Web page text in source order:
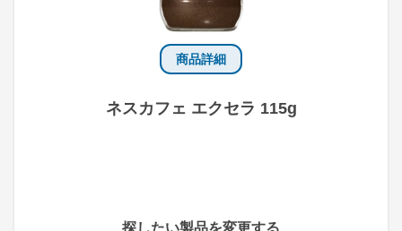
商品詳細
ネスカフェ エクセラ 115g
探したい製品を変更する